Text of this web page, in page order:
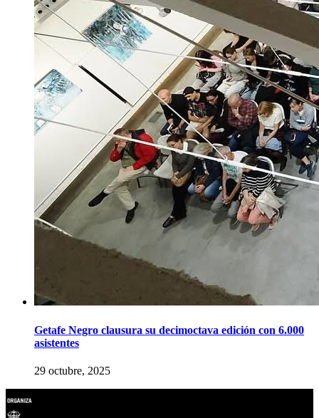
Getafe Negro clausura su decimoctava edición con 6.000
asistentes
29 octubre, 2025